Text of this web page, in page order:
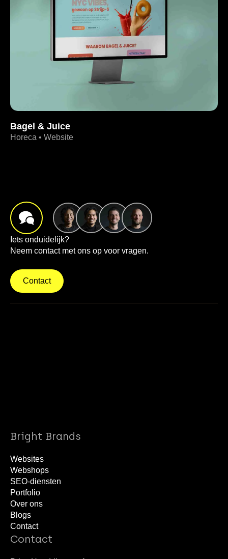
Bagel & Juice
Horeca • Website
Iets onduidelijk?
Neem contact met ons op voor vragen.
Contact
Bright Brands
Websites
Webshops
SEO-diensten
Portfolio
Over ons
Blogs
Contact
Contact